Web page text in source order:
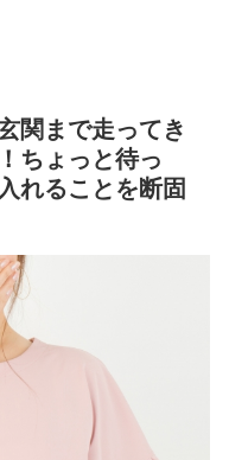
関まで走ってき
ちょっと待っ
れることを断固